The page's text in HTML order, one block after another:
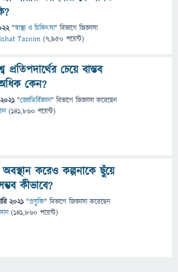
"স্বাস্থ্য ও চিকিৎসা" বিভাগে জিজ্ঞাসা
Tasnim (7,950 পয়েন্ট)
প্রতিপদার্থের চেয়ে বাস্তব
কেন?
"জ্যোতির্বিজ্ঞান" বিভাগে জিজ্ঞাসাকরেছেন
(141,860 পয়েন্ট)
অবস্থান করেও কল্পনাকে ছুঁয়ে
কীভাবে?
2021 "প্রযুক্তি" বিভাগে জিজ্ঞাসাকরেছেন
(141,860 পয়েন্ট)